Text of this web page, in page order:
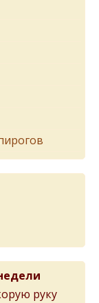
руку